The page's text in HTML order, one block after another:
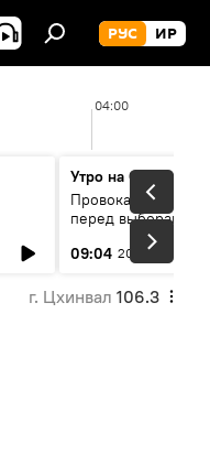
РУС ИР
04:00
Утро на Спутнике
Провокации со
перед выборами в
09:04 20 мин
г. Цхинвал 106.3